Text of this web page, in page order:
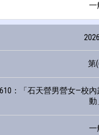
一
第
：「石天營男營女—校
動
一